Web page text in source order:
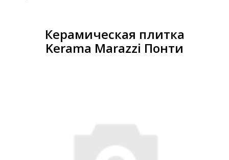
Керамическая плитка
Kerama Marazzi Понти